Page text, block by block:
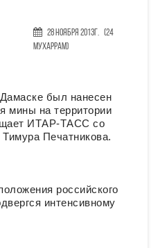
28 Ноября 2013г. (24
Мухаррам)
был нанесен
мины на территории
ИТАР-ТАСС со
Печатникова.
российского
интенсивному